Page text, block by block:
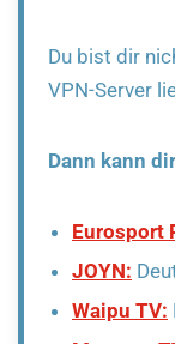
Du bist dir
VPN-Server
Dann kann
Eurosport
JOYN:
Waipu TV: